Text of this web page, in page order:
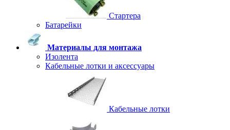
Стартера
Батарейки
Материалы для монтажа
Изолента
Кабельные лотки и аксессуары
Кабельные лотки